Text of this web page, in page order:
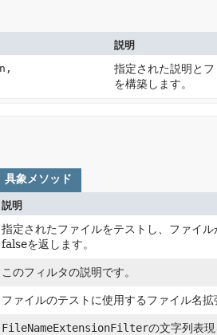
説明
指定された説明と
を構築します。
具象メソッド
説明
指定されたファイルをテストし、ファイ
falseを返します。
このフィルタの説明です。
ファイルのテストに使用するファイル名拡
FileNameExtensionFilterの文字列表現